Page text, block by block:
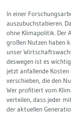
In einer
auszubuchstabieren.
ohne Klimapolitik. Der
großen Nutzen haben
unser
deswegen ist es
jetzt anfallende
verschieben, die den
Wer profitiert vom
verteilen, dass jeder
der aktuellen